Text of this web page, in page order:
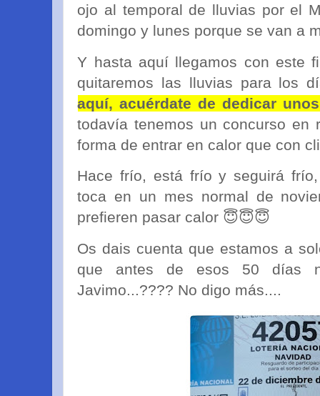
ojo al temporal de lluvias por el
domingo y lunes porque se van a
Y hasta aquí llegamos con este
quitaremos las lluvias para los
aquí, acuérdate de dedicar
todavía tenemos un concurso en
forma de entrar en calor que con
Hace frío, está frío y seguirá
toca en un mes normal de
prefieren pasar calor 😇😇😇
Os dais cuenta que estamos a
que antes de esos 50 días
Javimo...???? No digo más....